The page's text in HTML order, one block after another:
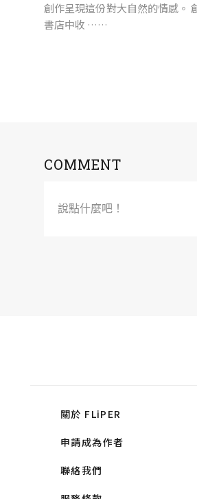
創作呈現這份對大自然的情感。
書店中收 ……
COMMENT
說點什麼吧！
關於 FLiPER
申請成為作者
聯絡我們